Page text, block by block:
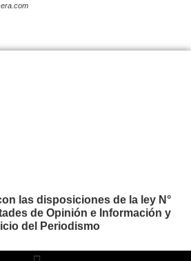
las disposiciones de la ley N°
de Opinión e Información y
del Periodismo